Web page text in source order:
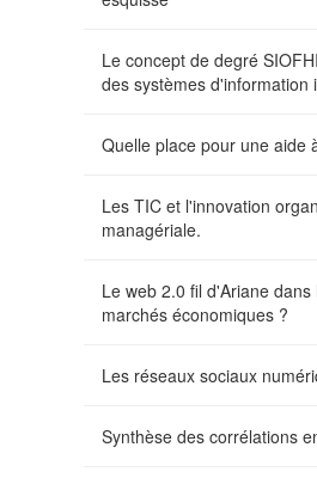
Le concept de degré
des systèmes d'information
Quelle place pour une aide
Les TIC et l'innovation
managériale.
Le web 2.0 fil d'Ariane
marchés économiques ?
Les réseaux sociaux
Synthèse des corrélations